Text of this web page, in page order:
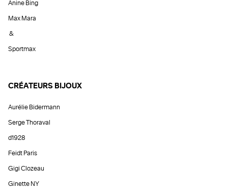
Anine Bing
Max Mara
&
Sportmax
CRÉATEURS BIJOUX
Aurélie Bidermann
Serge Thoraval
d1928
Feidt Paris
Gigi Clozeau
Ginette NY